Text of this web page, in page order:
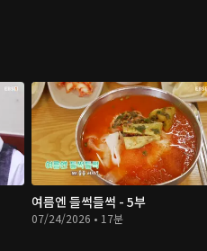
여름엔 들썩들썩 - 5부
07/24/2026 • 17분